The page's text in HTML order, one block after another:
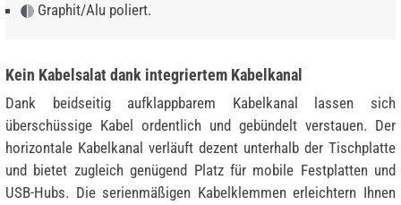
Graphit/Alu poliert.
Kein Kabelsalat dank integriertem Kabelkanal
Dank beidseitig aufklappbarem Kabelkanal lassen sich
überschüssige Kabel ordentlich und gebündelt verstauen. Der
horizontale Kabelkanal verläuft dezent unterhalb der Tischplatte
und bietet zugleich genügend Platz für mobile Festplatten und
USB-Hubs. Die serienmäßigen Kabelklemmen erleichtern Ihnen